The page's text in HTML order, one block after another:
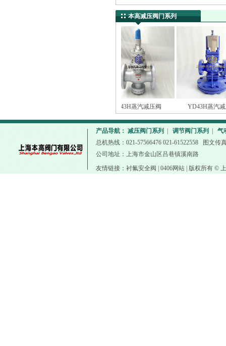
本高减压阀门系列
Y43H蒸汽减压阀 YD43H蒸汽减压阀
产品导航： 减压阀门系列 调节阀门系列
气
总机热线：021-57566476 021-61522558 图文传
公司地址：上海市金山区吕巷镇溪南路
友情链接： 衬氟安全阀 0406网站 | 版权所有 ©